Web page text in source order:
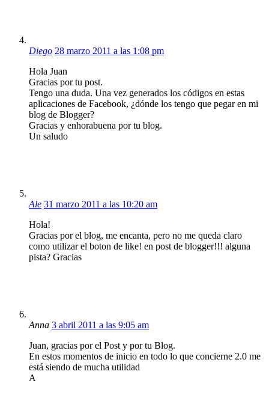
Diego 28 marzo 2011 a las 1:08 pm
Hola Juan
Gracias por tu post.
Tengo una duda. Una vez generados los códigos en estas
aplicaciones de Facebook, ¿dónde los tengo que pegar en mi
blog de Blogger?
Gracias y enhorabuena por tu blog.
Un saludo
Ale 31 marzo 2011 a las 10:20 am
Hola!
Gracias por el blog, me encanta, pero no me queda claro
como utilizar el boton de like! en post de blogger!!! alguna
pista? Gracias
Anna 3 abril 2011 a las 9:05 am
Juan, gracias por el Post y por tu Blog.
En estos momentos de inicio en todo lo que concierne 2.0 me
está siendo de mucha utilidad
A